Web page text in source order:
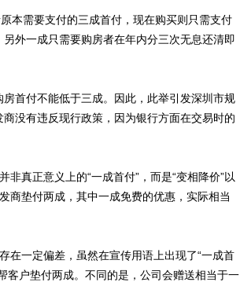
需要支付的三成首付，现在购买则只需支付
外一成只需要购房者在年内分三次无息还清即
首付不能低于三成。因此，此举引发深圳市规
没有违反现行政策，因为银行方面在交易时的
真正意义上的“一成首付”，而是“变相降价”以
商垫付两成，其中一成免费的优惠，实际相当
一定偏差，虽然在宣传用语上出现了“一成首
客户垫付两成。不同的是，公司会赠送相当于一